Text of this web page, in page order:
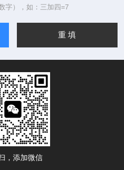
字），如：三加四=7
，添加微信